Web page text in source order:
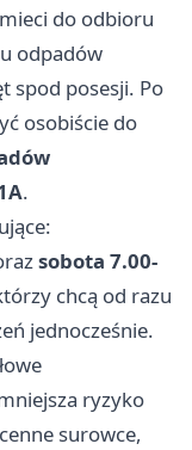
do odbioru
odpadów
spod posesji. Po
osobiście do
.
sobota 7.00-
chcą od razu
jednocześnie.
ryzyko
surowce,